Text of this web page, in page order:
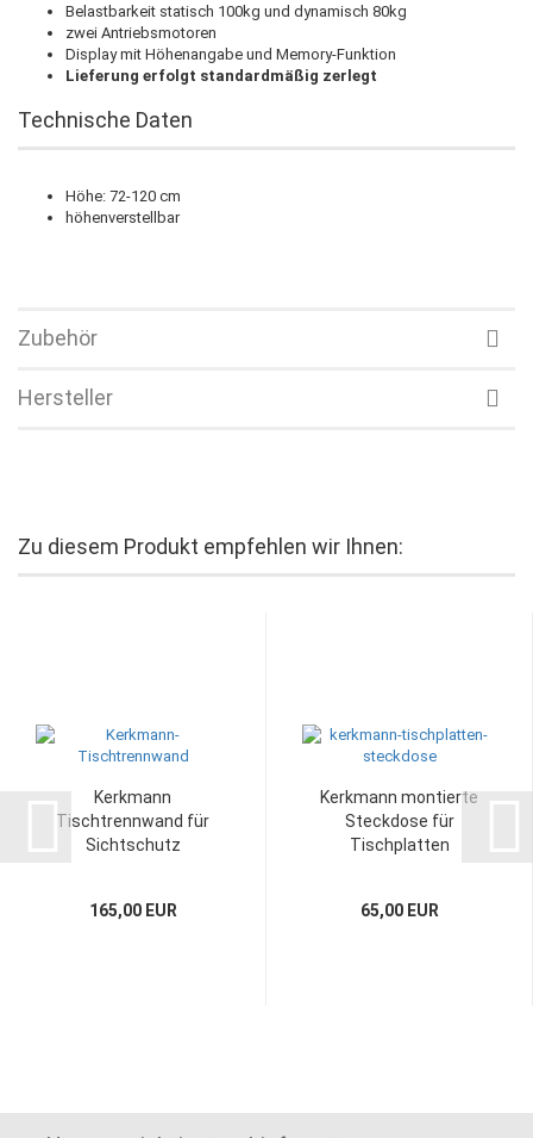
Belastbarkeit statisch 100kg und dynamisch 80kg
zwei Antriebsmotoren
Display mit Höhenangabe und Memory-Funktion
Lieferung erfolgt standardmäßig zerlegt
Technische Daten
Höhe: 72-120 cm
höhenverstellbar
Zubehör
Hersteller
Zu diesem Produkt empfehlen wir Ihnen:
Kerkmann
Tischtrennwand für
Sichtschutz
165,00 EUR
Kerkmann montierte
Steckdose für
Tischplatten
65,00 EUR